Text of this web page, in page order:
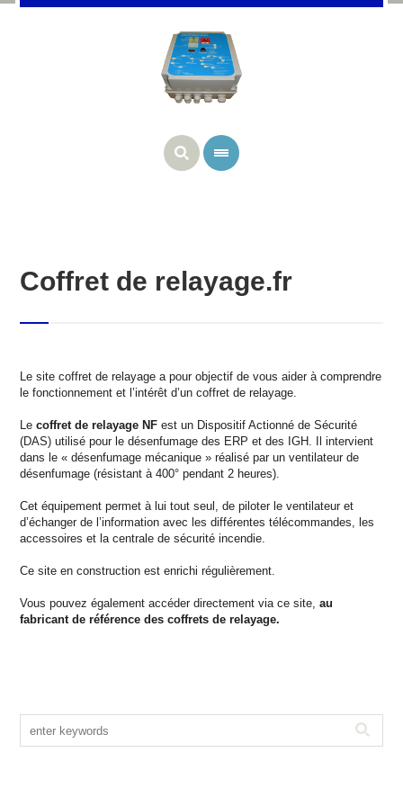
Coffret de relayage.fr
Le site coffret de relayage a pour objectif de vous aider à comprendre
le fonctionnement et l’intérêt d’un coffret de relayage.
Lecoffret de relayage NF est un Dispositif Actionné de Sécurité
(DAS) utilisé pour le désenfumage des ERP et des IGH. Il intervient
dans le « désenfumage mécanique » réalisé par un ventilateur de
désenfumage (résistant à 400° pendant 2 heures).
Cet équipement permet à lui tout seul, de piloter le ventilateur et
d’échanger de l’information avec les différentes télécommandes, les
accessoires et la centrale de sécurité incendie.
Ce site en construction est enrichi régulièrement.
Vous pouvez également accéder directement via ce site,au
fabricant de référence des coffrets de relayage.